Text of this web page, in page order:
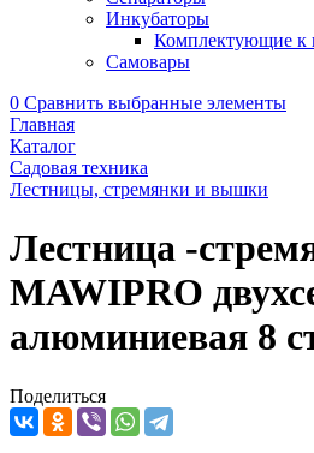
Инкубаторы
Комплектующие к
Самовары
0 Сравнить выбранные элементы
Главная
Каталог
Садовая техника
Лестницы, стремянки и вышки
Лестница -
MAWIPRO
алюминиевая 8
Поделиться